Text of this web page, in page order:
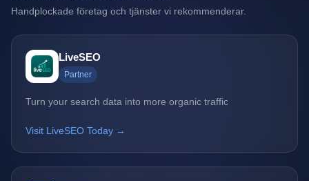
Handplockade företag och tjänster vi rekommenderar.
LiveSEO
Partner
Turn your search data into more organic traffic
Visit LiveSEO Today →